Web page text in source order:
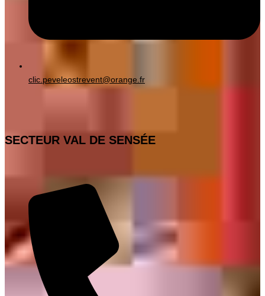
clic.peveleostrevent@orange.fr
SECTEUR VAL DE SENSÉE